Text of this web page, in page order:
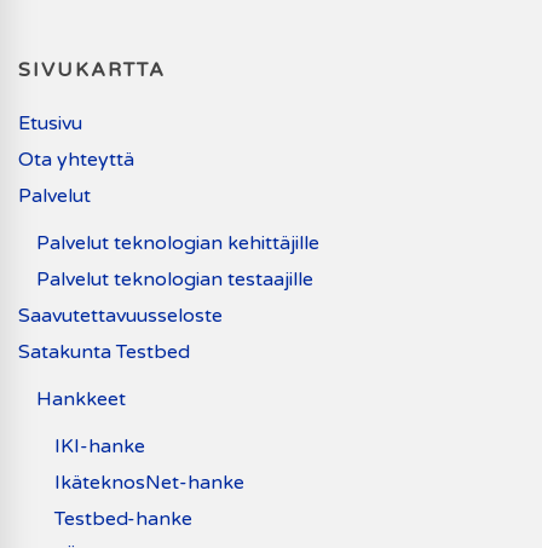
SIVUKARTTA
Etusivu
Ota yhteyttä
Palvelut
Palvelut teknologian kehittäjille
Palvelut teknologian testaajille
Saavutettavuusseloste
Satakunta Testbed
Hankkeet
IKI-hanke
IkäteknosNet-hanke
Testbed-hanke